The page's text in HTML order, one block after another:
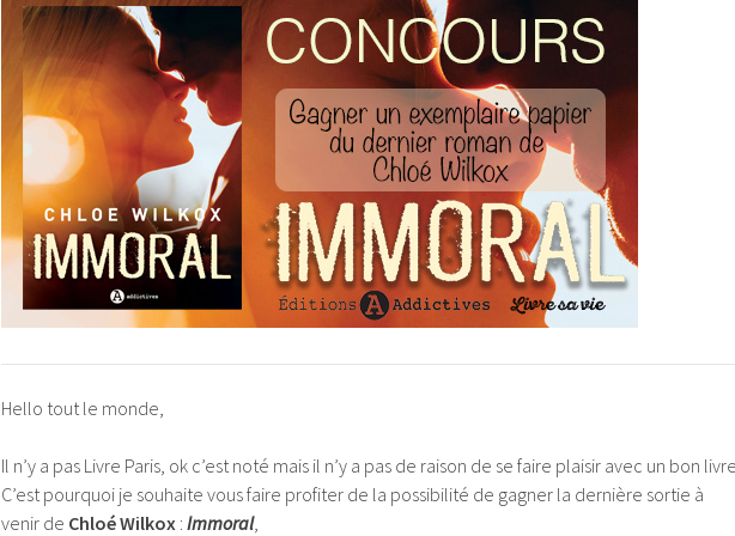
Hello tout le monde,
Il n’y a pas Livre Paris, ok c’est noté mais il n’y a pas de raison de se faire plaisir avec un bon
C’est pourquoi je souhaite vous faire profiter de la possibilité de gagner la dernière sortie à
venir de Chloé Wilkox : Immoral,